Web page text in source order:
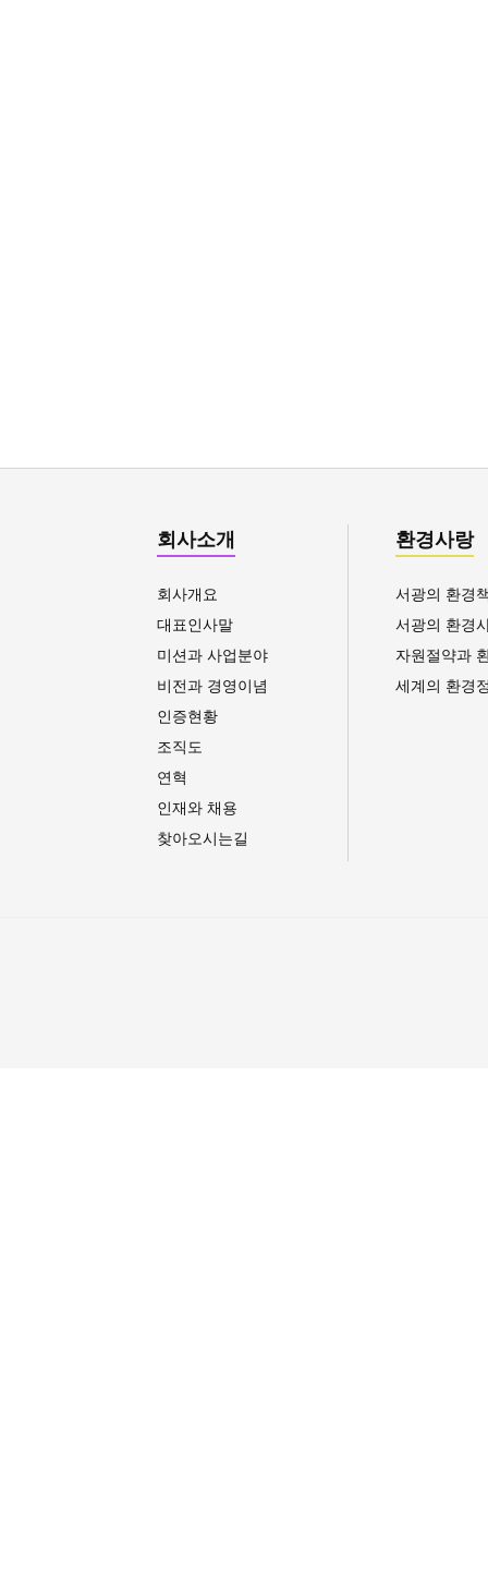
회사소개
회사개요
대표인사말
미션과 사업분야
비전과 경영이념
인증현황
조직도
연혁
인재와 채용
찾아오시는길
환경사랑
서광의 환경
서광의 환경
자원절약과
세계의 환경